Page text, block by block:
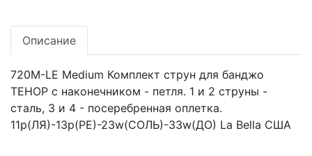
Описание
720M-LE Medium Комплект струн для банджо
ТЕНОР с наконечником - петля. 1 и 2 струны -
сталь, 3 и 4 - посеребренная оплетка.
11p(ЛЯ)-13p(РЕ)-23w(СОЛЬ)-33w(ДО) La Bella США